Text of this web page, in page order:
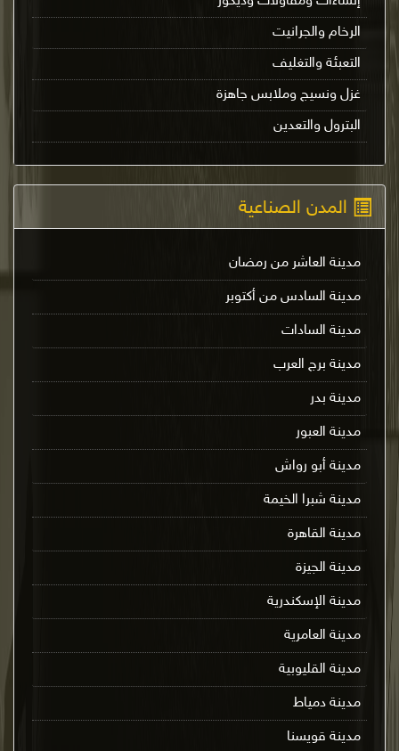
الرخام والجرانيت
التعبئة والتغليف
غزل ونسيج وملابس جاهزة
البترول والتعدين
المدن الصناعية
مدينة العاشر من رمضان
مدينة السادس من أكتوبر
مدينة السادات
مدينة برج العرب
مدينة بدر
مدينة العبور
مدينة أبو رواش
مدينة شبرا الخيمة
مدينة القاهرة
مدينة الجيزة
مدينة الإسكندرية
مدينة العامرية
مدينة القليوبية
مدينة دمياط
مدينة قويسنا